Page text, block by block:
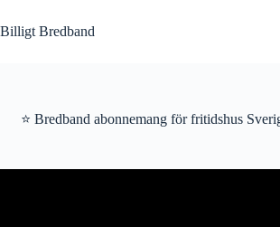
till
innehåll
Billigt Bredband
⭐ Bredband abonnemang för fritidshus